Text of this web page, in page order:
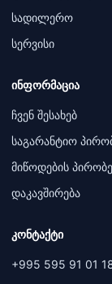
სადილერო
სერვისი
ინფორმაცია
ჩვენ შესახებ
საგარანტიო
მიწოდების
დაკავშირება
კონტაქტი
+995 595 91 01